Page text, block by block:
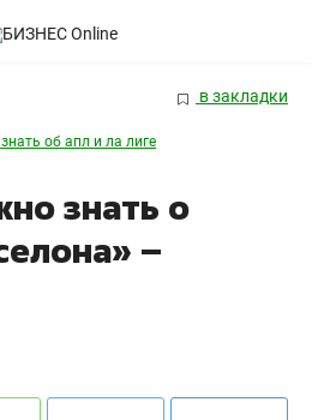
в закладки
об апл и ла лиге
знать о
–